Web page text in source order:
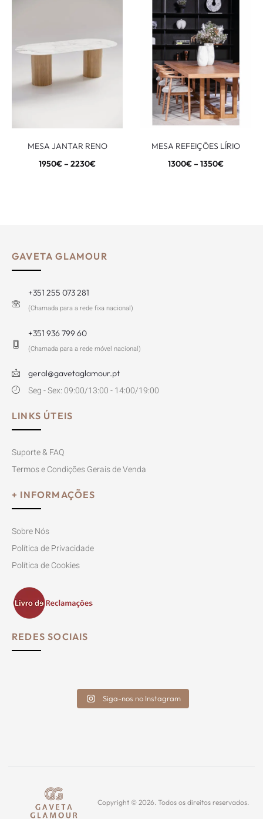
MESA JANTAR RENO
1950€– 2230€
MESA REFEIÇÕES LÍRIO
1300€– 1350€
GAVETA GLAMOUR
+351 255 073 281
(Chamada para a rede fixa nacional)
+351 936 799 60
(Chamada para a rede móvel nacional)
geral@gavetaglamour.pt
Seg - Sex: 09:00/13:00 - 14:00/19:00
LINKS ÚTEIS
Suporte & FAQ
Termos e Condições Gerais de Venda
+ INFORMAÇÕES
Sobre Nós
Política de Privacidade
Política de Cookies
REDES SOCIAIS
Siga-nos no Instagram
Copyright © 2026. Todos os direitos reservados.